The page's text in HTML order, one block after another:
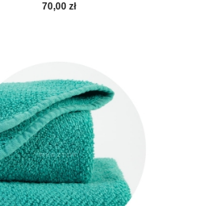
70,00 zł
do koszyka